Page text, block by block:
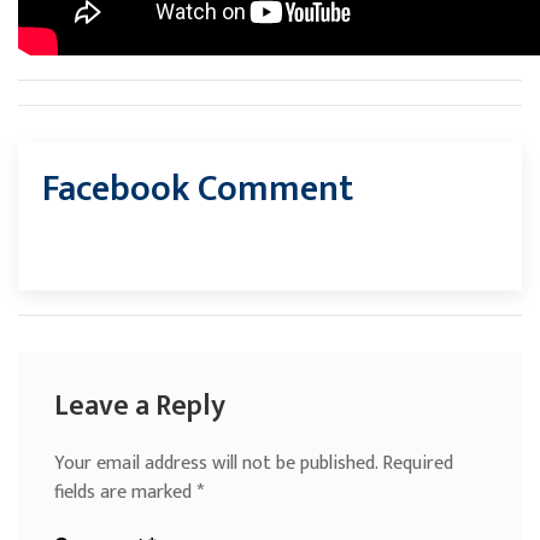
Facebook Comment
Leave a Reply
Your email address will not be published.Required
fields are marked*